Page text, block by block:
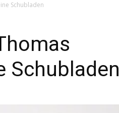
Schubladen
Schubladen